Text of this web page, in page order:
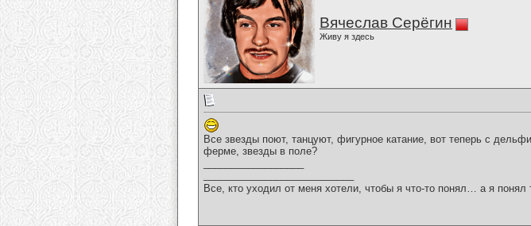
Вячеслав Серёгин
Живу я здесь
Все звезды поют, танцуют, фигурное катание, вот теперь с
ферме, звезды в поле?
Все, кто уходил от меня хотели, чтобы я что-то понял… а я понял